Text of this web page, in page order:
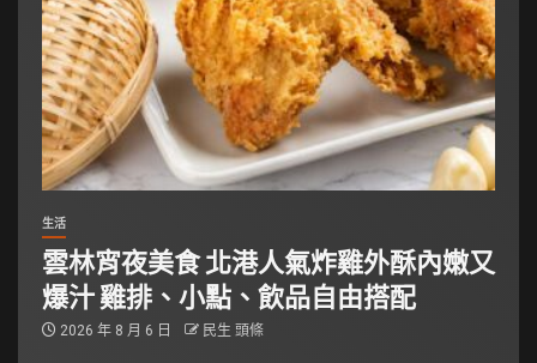
生活
雲林宵夜美食 北港人氣炸雞外酥內嫩又
爆汁 雞排、小點、飲品自由搭配
2026 年 8 月 6 日 民生 頭條